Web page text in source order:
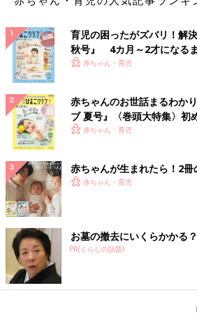
育児の困ったがズバリ！解
秋号』 4カ月～2才になる
いっぱい！
赤ちゃん・育児
赤ちゃんのお世話まるわか
ブ 夏号』〈巻頭大特集〉初
く！ おっぱい・ミルクの基
赤ちゃん・育児
赤ちゃんが生まれたら！2冊
赤ちゃん・育児
お墓の撤去にいくらかかる
PR(くらしの話題)